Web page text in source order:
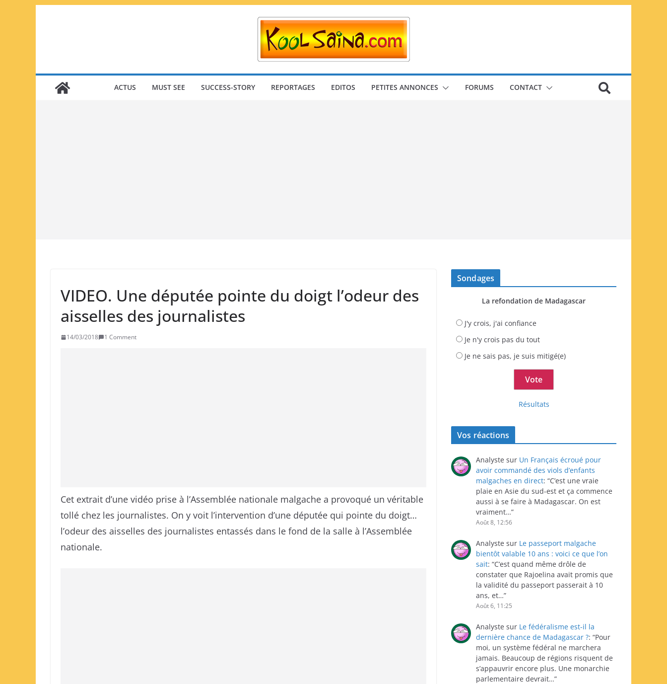
ACTUS MUST SEE SUCCESS-STORY REPORTAGES EDITOS PETITES ANNONCES FORUMS CONTACT
VIDEO. Une députée pointe du doigt l’odeur des
aisselles des journalistes
14/03/2018 1 Comment
Cet extrait d’une vidéo prise à l’Assemblée nationale malgache a provoqué un véritable
tollé chez les journalistes. On y voit l’intervention d’une députée qui pointe du doigt…
l’odeur des aisselles des journalistes entassés dans le fond de la salle à l’Assemblée
nationale.
Sondages
La refondation de Madagascar
J'y crois, j'ai confiance
Je n'y crois pas du tout
Je ne sais pas, je suis mitigé(e)
Résultats
Vos réactions
Analyste sur Un Français écroué pour
avoir commandé des viols d’enfants
malgaches en direct: “C’est une vraie
plaie en Asie du sud-est et ça commence
aussi à se faire à Madagascar. On est
vraiment…”
Août 8, 12:56
Analyste sur Le passeport malgache
bientôt valable 10 ans : voici ce que l’on
sait: “C’est quand même drôle de
constater que Rajoelina avait promis que
la validité du passeport passerait à 10
ans, et…”
Août 6, 11:25
Analyste sur Le fédéralisme est-il la
dernière chance de Madagascar ?: “Pour
moi, un système fédéral ne marchera
jamais. Beaucoup de régions risquent de
s’appauvrir encore plus. Une monarchie
parlementaire devrait…”